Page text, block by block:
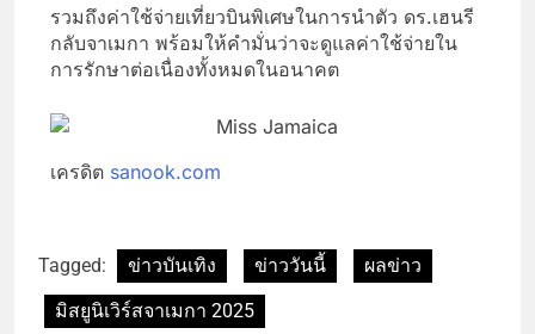
รวมถึงค่าใช้จ่ายเที่ยวบินพิเศษในการนำตัว ดร.เฮนรี
กลับจาเมกา พร้อมให้คำมั่นว่าจะดูแลค่าใช้จ่ายใน
การรักษาต่อเนื่องทั้งหมดในอนาคต
เครดิต sanook.com
Tagged: ข่าวบันเทิง ข่าววันนี้
ผลข่าว
มิสยูนิเวิร์สจาเมกา 2025